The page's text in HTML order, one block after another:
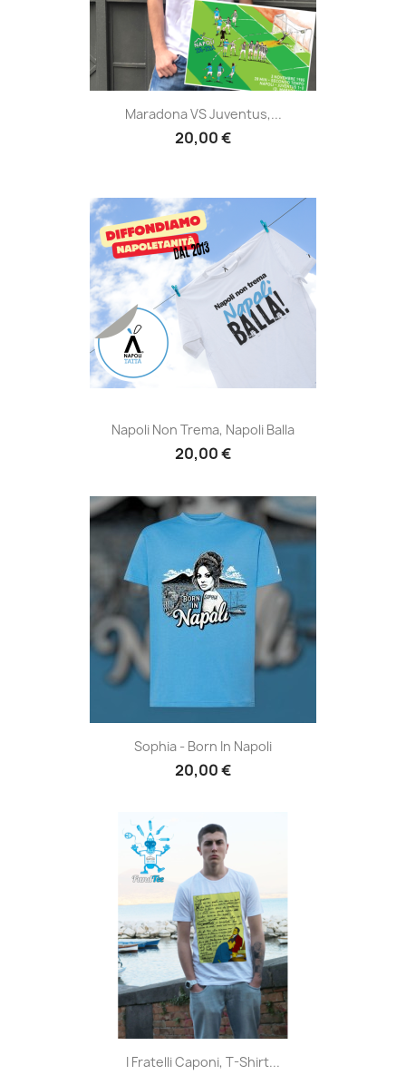
Maradona VS Juventus,...
20,00 €
Napoli Non Trema, Napoli Balla
20,00 €
Sophia - Born In Napoli
20,00 €
I Fratelli Caponi, T-Shirt...